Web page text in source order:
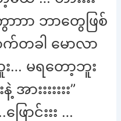
ာာာ ဘာတွေဖြစ်
ာက်တခါ မောလာ
း… မရတော့ဘူး
ားးးးးးး”
ောင်းးး …